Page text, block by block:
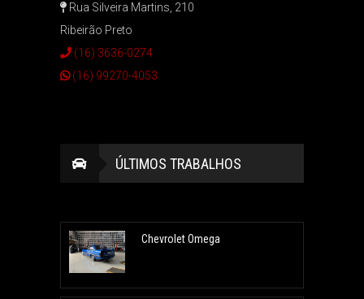
Rua Silveira Martins, 210
Ribeirão Preto
(16) 3636-0274
(16) 99270-4053
ÚLTIMOS TRABALHOS
Chevrolet Omega